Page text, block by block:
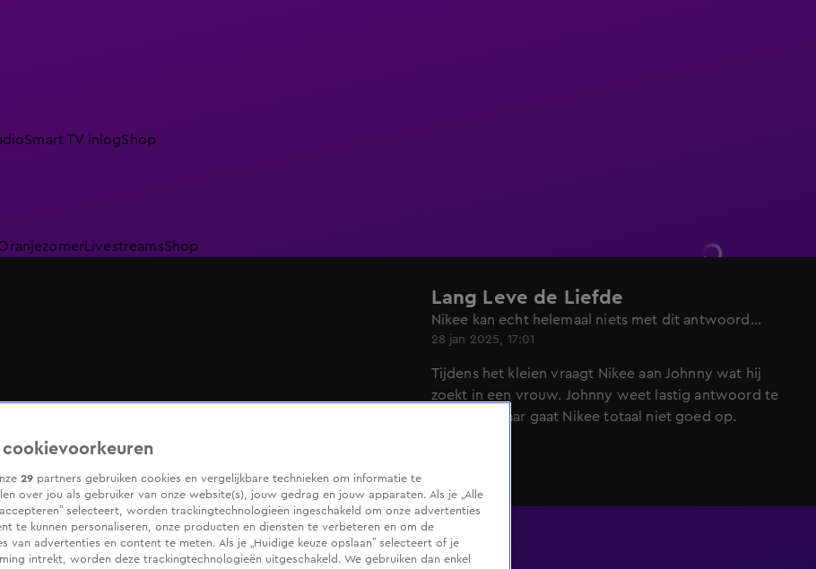
Smart TV inlogShop
LivestreamsShop
Lang Leve de Liefde
Nikee kan echt helemaal niets met dit antwoord...
28 jan 2025, 17:01
Tijdens het kleien vraagt Nikee aan Johnny wat hij
zoekt in een vrouw. Johnny weet lastig antwoord te
geven en daar gaat Nikee totaal niet goed op.
cookievoorkeuren
29 partners gebruiken cookies en vergelijkbare technieken om informatie te
over jou als gebruiker van onze website(s), jouw gedrag en jouw apparaten. Als je „Alle
selecteert, worden trackingtechnologieën ingeschakeld om onze advertenties
te kunnen personaliseren, onze producten en diensten te verbeteren en om de
van advertenties en content te meten. Als je „Huidige keuze opslaan” selecteert of je
intrekt, worden deze trackingtechnologieën uitgeschakeld. We gebruiken dan enkel